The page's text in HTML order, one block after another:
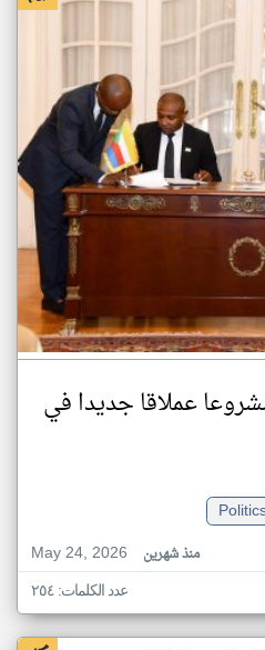
عملاقا جديدا في
May 24, 2026
منذ شهرين
عدد الكلمات: ٢٥٤